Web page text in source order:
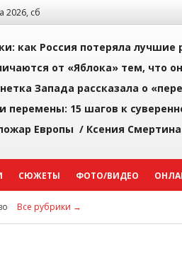
2026, сб
как Россия потеряла
от «Яблока» тем, что
Запада рассказала о
перемены: 15 шагов к
Европы / Ксения Смертина
СЮЖЕТЫ ФОТО/ВИДЕО
Все рубрики →